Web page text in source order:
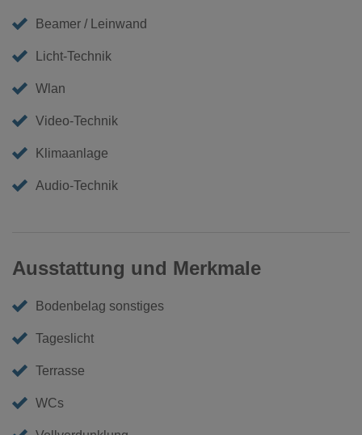
Beamer / Leinwand
Licht-Technik
Wlan
Video-Technik
Klimaanlage
Audio-Technik
Ausstattung und Merkmale
Bodenbelag sonstiges
Tageslicht
Terrasse
WCs